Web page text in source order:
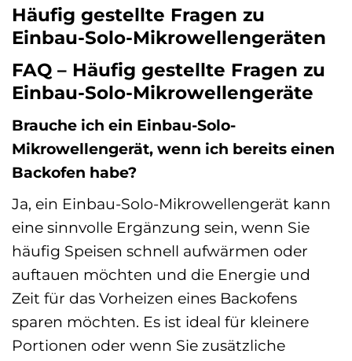
Häufig gestellte Fragen zu
Einbau-Solo-Mikrowellengeräten
FAQ – Häufig gestellte Fragen zu
Einbau-Solo-Mikrowellengeräte
Brauche ich ein Einbau-Solo-
Mikrowellengerät, wenn ich bereits einen
Backofen habe?
Ja, ein Einbau-Solo-Mikrowellengerät kann
eine sinnvolle Ergänzung sein, wenn Sie
häufig Speisen schnell aufwärmen oder
auftauen möchten und die Energie und
Zeit für das Vorheizen eines Backofens
sparen möchten. Es ist ideal für kleinere
Portionen oder wenn Sie zusätzliche